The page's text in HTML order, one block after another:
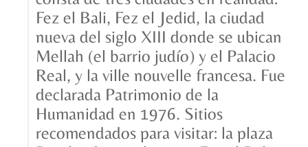
Fez el Bali, Fez el Jedid, la ciudad
nueva del siglo XIII donde se ubican
Mellah (el barrio judío) y el Palacio
Real, y la ville nouvelle francesa. Fue
declarada Patrimonio de la
Humanidad en 1976. Sitios
recomendados para visitar: la plaza